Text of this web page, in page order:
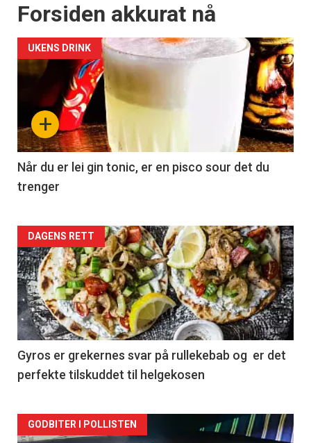
Forsiden akkurat nå
+
UKENS DRINK
Når du er lei gin tonic, er en pisco sour det du
trenger
Forsiden
akkurat
nå
-
2
DAGENS RETT
Gyros er grekernes svar på rullekebab og er det
perfekte tilskuddet til helgekosen
Forsiden
GODBITER I POLLISTEN